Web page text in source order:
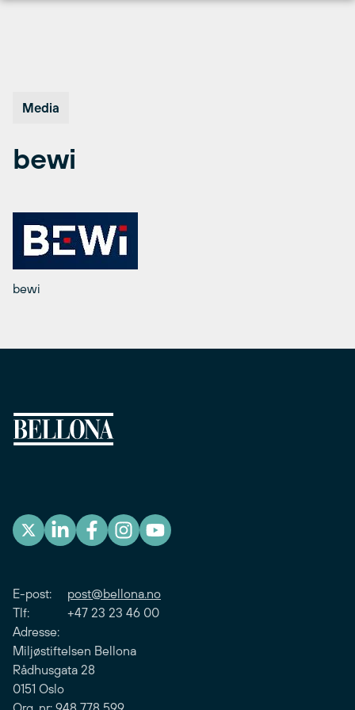
Media
bewi
bewi
E-post: post@bellona.no
Tlf: +47 23 23 46 00
Adresse:
Miljøstiftelsen Bellona
Rådhusgata 28
0151 Oslo